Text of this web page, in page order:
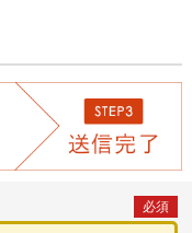
必須